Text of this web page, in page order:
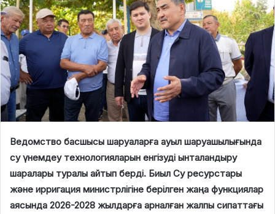
Ведомство басшысы шаруаларға ауыл шаруашылығында
су үнемдеу технологияларын енгізуді ынталандыру
шаралары туралы айтып берді. Биыл Су ресурстары
және ирригация министрлігіне берілген жаңа функциялар
аясында 2026-2028 жылдарға арналған жалпы сипаттағы